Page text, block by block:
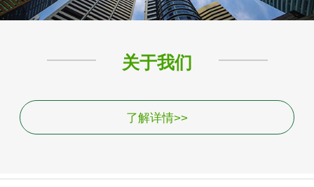
关于我们
了解详情>>